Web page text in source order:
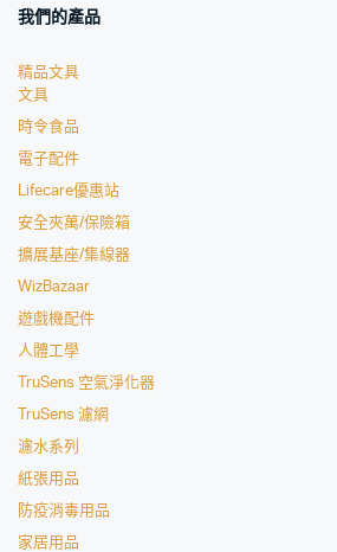
我們的產品
精品文具
文具
時令食品
電子配件
Lifecare優惠站
安全夾萬/保險箱
擴展基座/集線器
WizBazaar
遊戲機配件
人體工學
TruSens 空氣淨化器
TruSens 濾網
濾水系列
紙張用品
防疫消毒用品
家居用品